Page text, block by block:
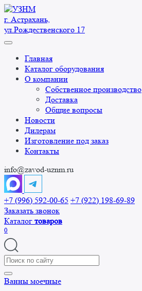
Перейти
к
содержанию
г. Астрахань,
ул.Рождественского 17
Главная
Каталог оборудования
О компании
Собственное производство
Доставка
Общие вопросы
Новости
Дилерам
Изготовление под заказ
Контакты
info@zavod-uznm.ru
+7 (996) 592-00-65 +7 (922) 198-69-89
Заказать звонок
Каталог товаров
0
Search
for:
Ванны моечные